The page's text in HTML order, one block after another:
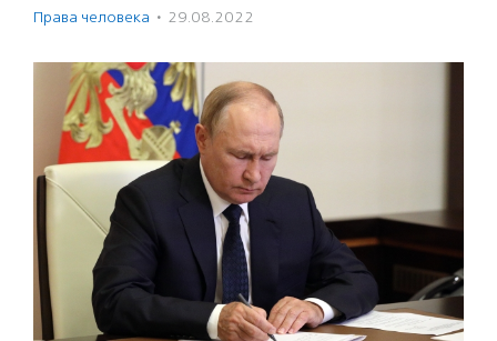
Права человека · 29.08.2022